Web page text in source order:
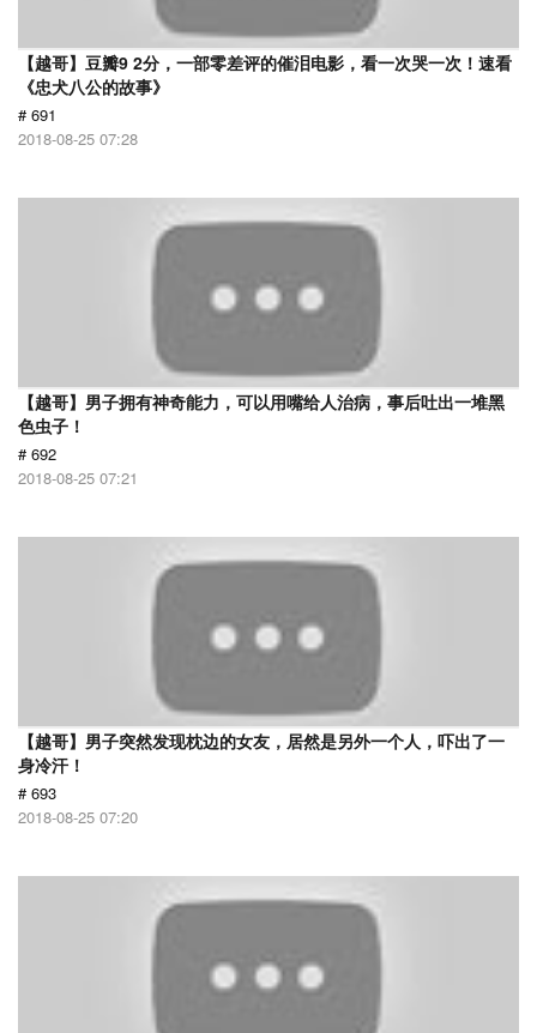
【越哥】豆瓣9 2分，一部零差评的催泪电影，看一次哭一次！速看
《忠犬八公的故事》
# 691
2018-08-25 07:28
【越哥】男子拥有神奇能力，可以用嘴给人治病，事后吐出一堆黑
色虫子！
# 692
2018-08-25 07:21
【越哥】男子突然发现枕边的女友，居然是另外一个人，吓出了一
身冷汗！
# 693
2018-08-25 07:20